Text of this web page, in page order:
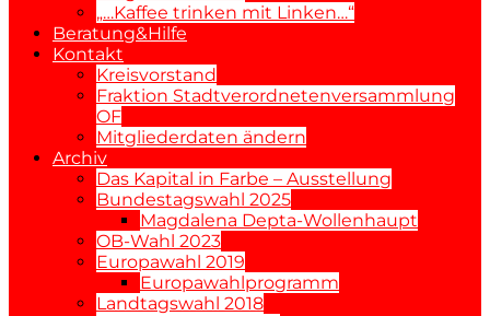
„…Kaffee trinken mit Linken…“
Beratung&Hilfe
Kontakt
Kreisvorstand
Fraktion Stadtverordnetenversammlung
OF
Mitgliederdaten ändern
Archiv
Das Kapital in Farbe – Ausstellung
Bundestagswahl 2025
Magdalena Depta-Wollenhaupt
OB-Wahl 2023
Europawahl 2019
Europawahlprogramm
Landtagswahl 2018